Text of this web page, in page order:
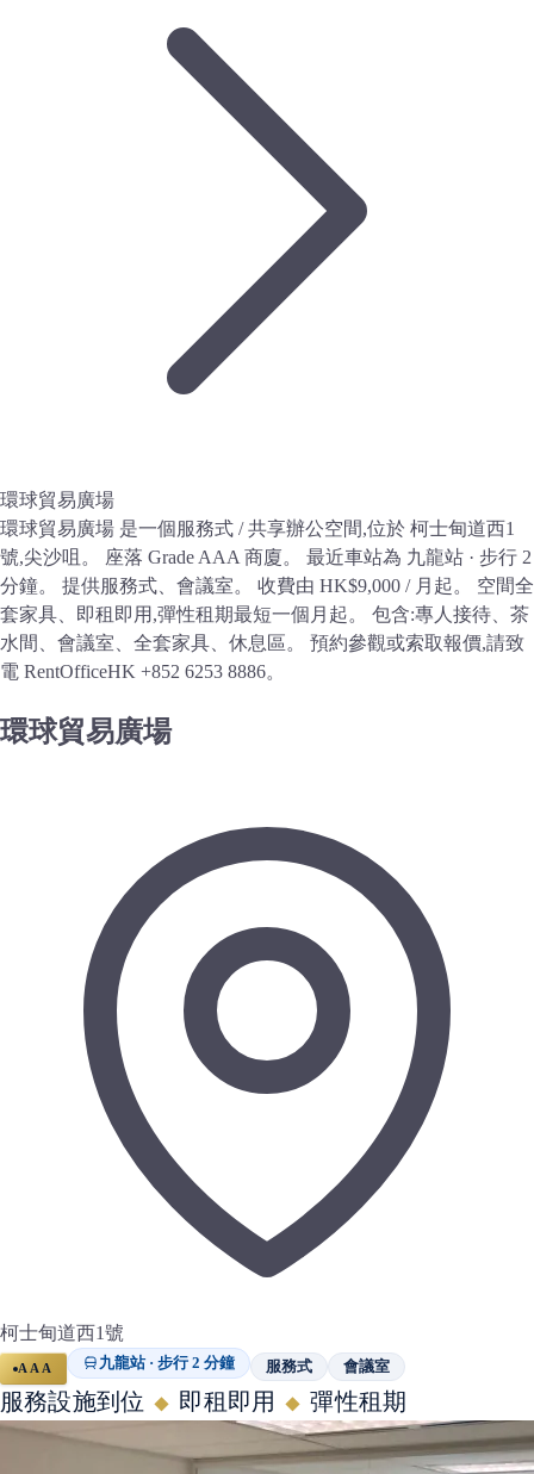
環球貿易廣場
環球貿易廣場 是一個服務式 / 共享辦公空間,位於 柯士甸道西1
號,尖沙咀。 座落 Grade AAA 商廈。 最近車站為 九龍站 · 步行 2
分鐘。 提供服務式、會議室。 收費由 HK$9,000 / 月起。 空間全
套家具、即租即用,彈性租期最短一個月起。 包含:專人接待、茶
水間、會議室、全套家具、休息區。 預約參觀或索取報價,請致
電 RentOfficeHK +852 6253 8886。
環球貿易廣場
柯士甸道西1號
AAA 九龍站 · 步行 2 分鐘 服務式 會議室
服務設施到位 ◆ 即租即用 ◆ 彈性租期